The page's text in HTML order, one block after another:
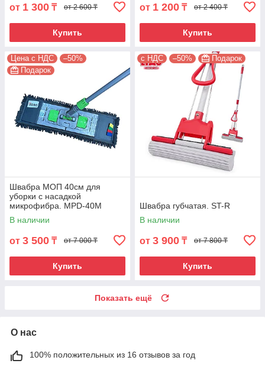
от 1 300 ₸ от 2 600 ₸
Купить
от 1 200 ₸ от 2 400 ₸
Купить
Цена с НДС
–50%
Подарок
Швабра МОП 40см для
уборки с насадкой
микрофибра. MPD-40M
В наличии
от 3 500 ₸ от 7 000 ₸
Купить
с НДС –50% Подарок
Швабра губчатая. ST-R
В наличии
от 3 900 ₸ от 7 800 ₸
Купить
Показать ещё
О нас
100% положительных из 16 отзывов за год